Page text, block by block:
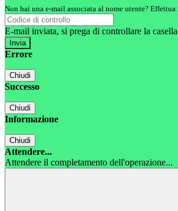
Non hai una e-mail associata al nome utente?
E-mail inviata, si prega di controllare la
Errore
Chiudi
Successo
Chiudi
Informazione
Chiudi
Attendere...
Attendere il completamento dell'operazione...